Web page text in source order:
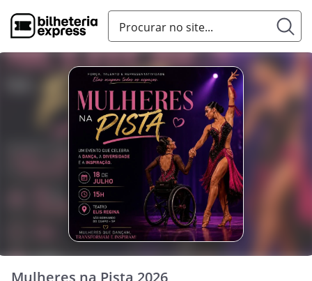
Mulheres na Pista 2026